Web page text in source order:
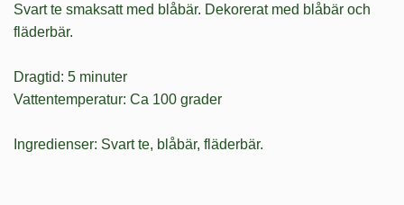
Svart te smaksatt med blåbär. Dekorerat med blåbär och
fläderbär.
Dragtid: 5 minuter
Vattentemperatur: Ca 100 grader
Ingredienser: Svart te, blåbär, fläderbär.